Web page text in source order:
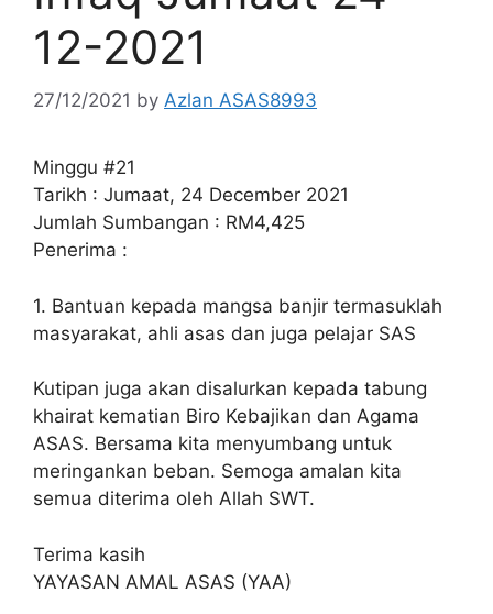
12-2021
27/12/2021 by Azlan ASAS8993
Minggu #21
Tarikh : Jumaat, 24 December 2021
Jumlah Sumbangan : RM4,425
Penerima :
1. Bantuan kepada mangsa banjir termasuklah
masyarakat, ahli asas dan juga pelajar SAS
Kutipan juga akan disalurkan kepada tabung
khairat kematian Biro Kebajikan dan Agama
ASAS. Bersama kita menyumbang untuk
meringankan beban. Semoga amalan kita
semua diterima oleh Allah SWT.
Terima kasih
YAYASAN AMAL ASAS (YAA)